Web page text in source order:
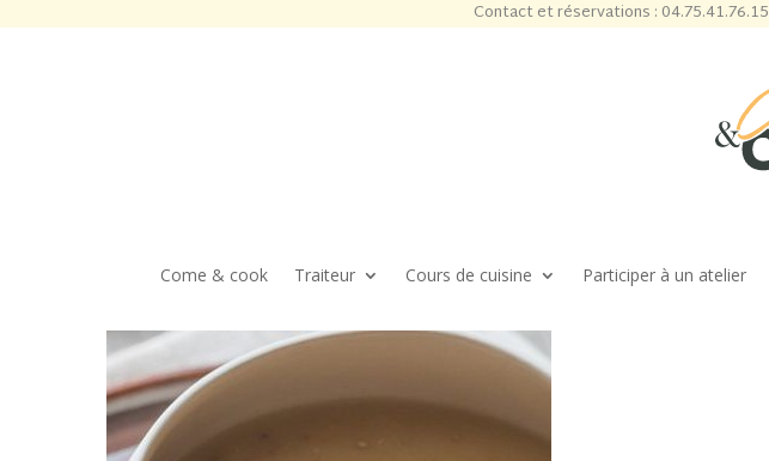
Contact et réservations : 04.75.41.76.15
Come & cook Traiteur Cours de cuisine Participer à un atelier